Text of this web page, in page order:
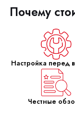
Почему
Настройка перед
Честные